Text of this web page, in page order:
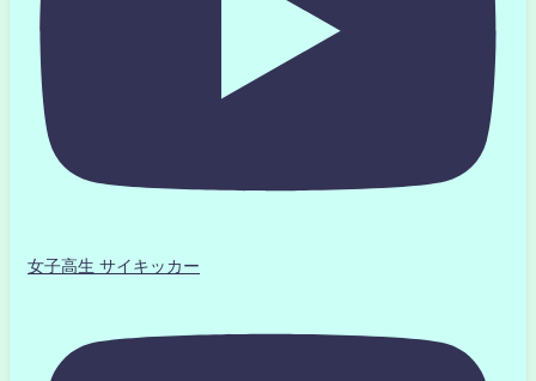
女子高生 サイキッカー